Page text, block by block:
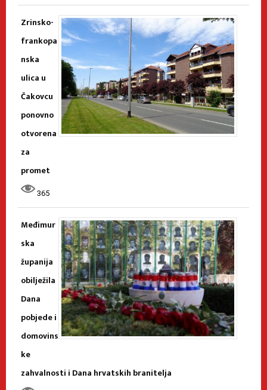
Zrinsko-
frankopa
nska
ulica u
Čakovcu
ponovno
otvorena
za
promet
365
Međimur
ska
županija
obilježila
Dana
pobjede i
domovins
ke
zahvalnosti i Dana hrvatskih branitelja